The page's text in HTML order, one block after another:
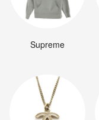
Supreme